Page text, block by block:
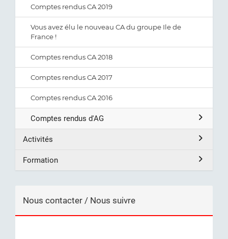
Comptes rendus CA 2019
Vous avez élu le nouveau CA du groupe Ile de
France !
Comptes rendus CA 2018
Comptes rendus CA 2017
Comptes rendus CA 2016
Comptes rendus d'AG
Activités
Formation
Nous contacter / Nous suivre